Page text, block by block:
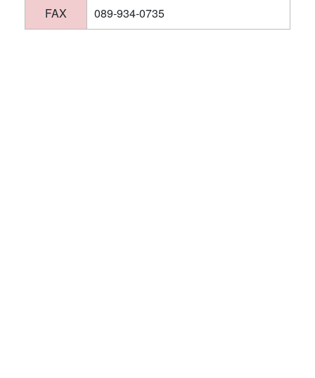
FAX
089-934-0735